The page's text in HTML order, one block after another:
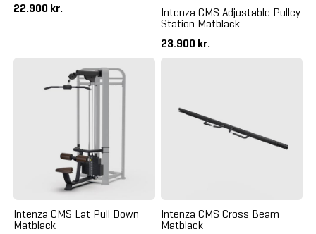
22.900 kr.
Intenza CMS Adjustable Pulley
Station Matblack
23.900 kr.
Intenza CMS Lat Pull Down
Matblack
Intenza CMS Cross Beam
Matblack